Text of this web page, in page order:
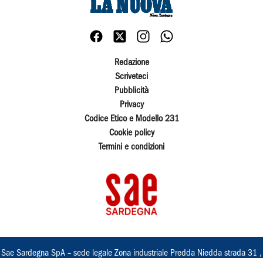
Redazione
Scriveteci
Pubblicità
Privacy
Codice Etico e Modello 231
Cookie policy
Termini e condizioni
Sae Sardegna SpA – sede legale Zona industriale Predda Niedda strada 31 ,